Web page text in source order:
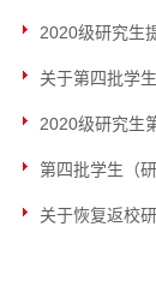
2020级研究生
关于第四批学
2020级研究生
第四批学生（
关于恢复返校